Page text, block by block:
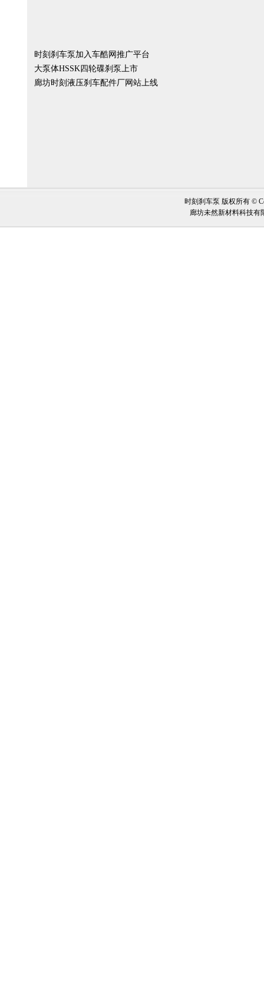
时刻刹车泵加入车酷网推广平台
大泵体HSSK四轮碟刹泵上市
廊坊时刻液压刹车配件厂网站上线
时刻刹车泵 版权所有 ©
廊坊未然新材料科技有